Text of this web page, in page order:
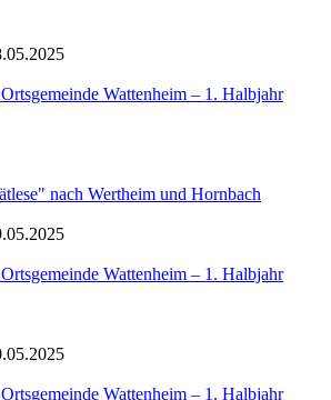
Wattenheim – 1. Halbjahr
nach Wertheim und Hornbach
Wattenheim – 1. Halbjahr
Wattenheim – 1. Halbjahr